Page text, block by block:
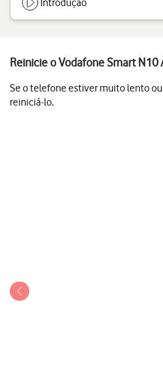
Introdução
Reinicie o Vodafone Smart N10
Se o telefone estiver muito lento
reiniciá-lo.